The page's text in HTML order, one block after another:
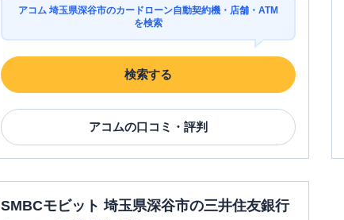
アコム 埼玉県深谷市のカードローン自動契約機・店舗・ATM
を検索
検索する
アコムの口コミ・評判
SMBCモビット 埼玉県深谷市の三井住友銀行